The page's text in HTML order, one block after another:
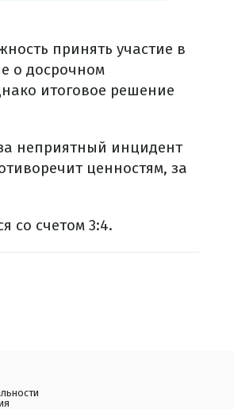
принять участие в
о досрочном
итоговое решение
неприятный инцидент
ценностям, за
со счетом 3:4.